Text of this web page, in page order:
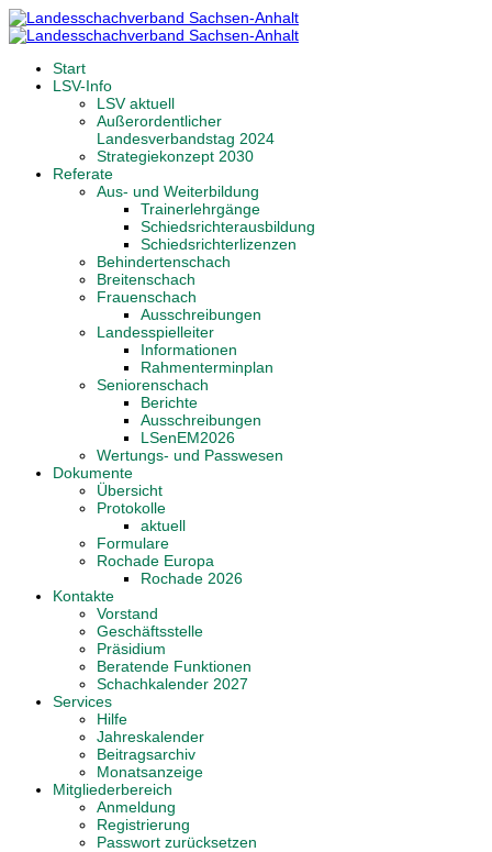
Start
LSV-Info
LSV aktuell
Außerordentlicher
Landesverbandstag 2024
Strategiekonzept 2030
Referate
Aus- und Weiterbildung
Trainerlehrgänge
Schiedsrichterausbildung
Schiedsrichterlizenzen
Behindertenschach
Breitenschach
Frauenschach
Ausschreibungen
Landesspielleiter
Informationen
Rahmenterminplan
Seniorenschach
Berichte
Ausschreibungen
LSenEM2026
Wertungs- und Passwesen
Dokumente
Übersicht
Protokolle
aktuell
Formulare
Rochade Europa
Rochade 2026
Kontakte
Vorstand
Geschäftsstelle
Präsidium
Beratende Funktionen
Schachkalender 2027
Services
Hilfe
Jahreskalender
Beitragsarchiv
Monatsanzeige
Mitgliederbereich
Anmeldung
Registrierung
Passwort zurücksetzen